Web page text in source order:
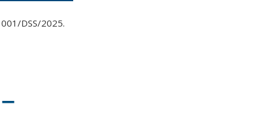
DSS/2025.